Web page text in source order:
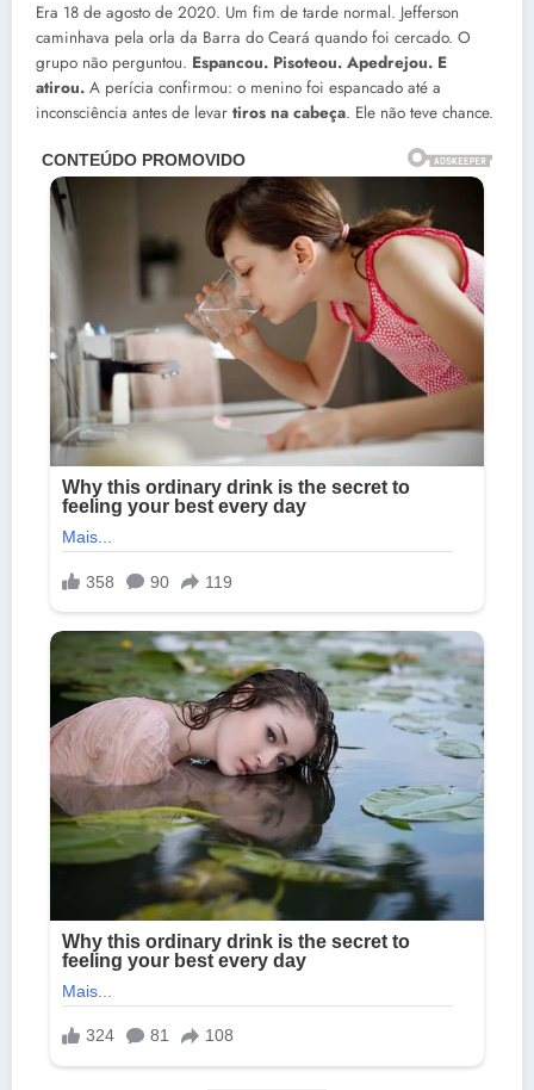
Era 18 de agosto de 2020. Um fim de tarde normal. Jefferson
caminhava pela orla da Barra do Ceará quando foi cercado. O
grupo não perguntou. Espancou. Pisoteou. Apedrejou. E
atirou. A perícia confirmou: o menino foi espancado até a
inconsciência antes de levar tiros na cabeça. Ele não teve chance.